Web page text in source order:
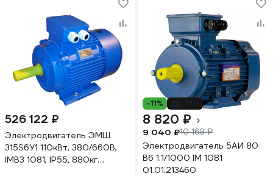
526 122 ₽
Электродвигатель ЭМШ
315S6У1 110кВт, 380/660В,
IMB3 1081, IP55, 880кг
-11%
8 820 ₽
9 040 ₽10 169 ₽
Электродвигатель 5АИ 80
В6 1.1/1000 IM 1081
01.01.213460